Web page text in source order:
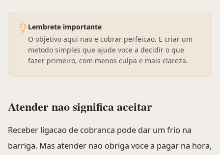
Lembrete importante
O objetivo aqui nao e cobrar perfeicao. E criar um
metodo simples que ajude voce a decidir o que
fazer primeiro, com menos culpa e mais clareza.
Atender nao significa aceitar
Receber ligacao de cobranca pode dar um frio na
barriga. Mas atender nao obriga voce a pagar na hora,